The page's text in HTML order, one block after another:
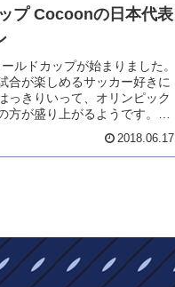
プ Cocoonの日本代表
ルドカップが始まりました。
合が楽しめるサッカー好きに
っきりいって、オリンピック
が盛り上がるようです。大
2018.06.17